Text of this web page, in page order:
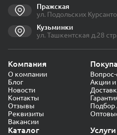
Пражская
ул. Подольских
Кузьминки
ул. Ташкентская д.28
Компания
О компании
Блог
Новости
Контакты
Отзывы
Реквизиты
Вакансии
Вопрос-
Акции
Подбор
Каталог Услуги